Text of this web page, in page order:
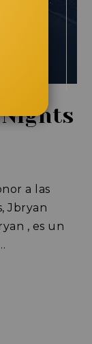
a las
Jbryan
, es un